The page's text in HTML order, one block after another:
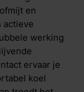
op
vrij.
het matras
en
actieve
werking
ervaar je
koel